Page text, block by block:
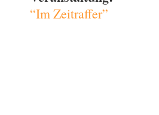
“Im Zeitraffer”